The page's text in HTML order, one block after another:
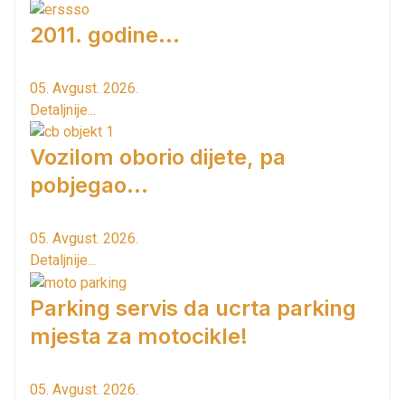
2011. godine...
05. Avgust. 2026.
Detaljnije...
Vozilom oborio dijete, pa
pobjegao...
05. Avgust. 2026.
Detaljnije...
Parking servis da ucrta parking
mjesta za motocikle!
05. Avgust. 2026.